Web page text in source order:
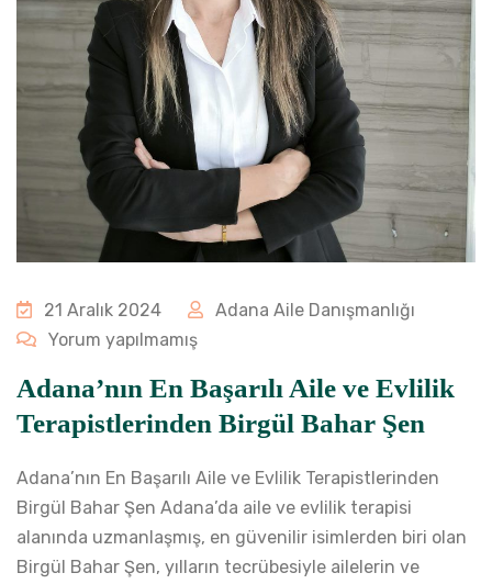
21 Aralık 2024
Adana Aile Danışmanlığı
Yorum yapılmamış
Adana’nın En Başarılı Aile ve Evlilik
Terapistlerinden Birgül Bahar Şen
Adana’nın En Başarılı Aile ve Evlilik Terapistlerinden
Birgül Bahar Şen Adana’da aile ve evlilik terapisi
alanında uzmanlaşmış, en güvenilir isimlerden biri olan
Birgül Bahar Şen, yılların tecrübesiyle ailelerin ve